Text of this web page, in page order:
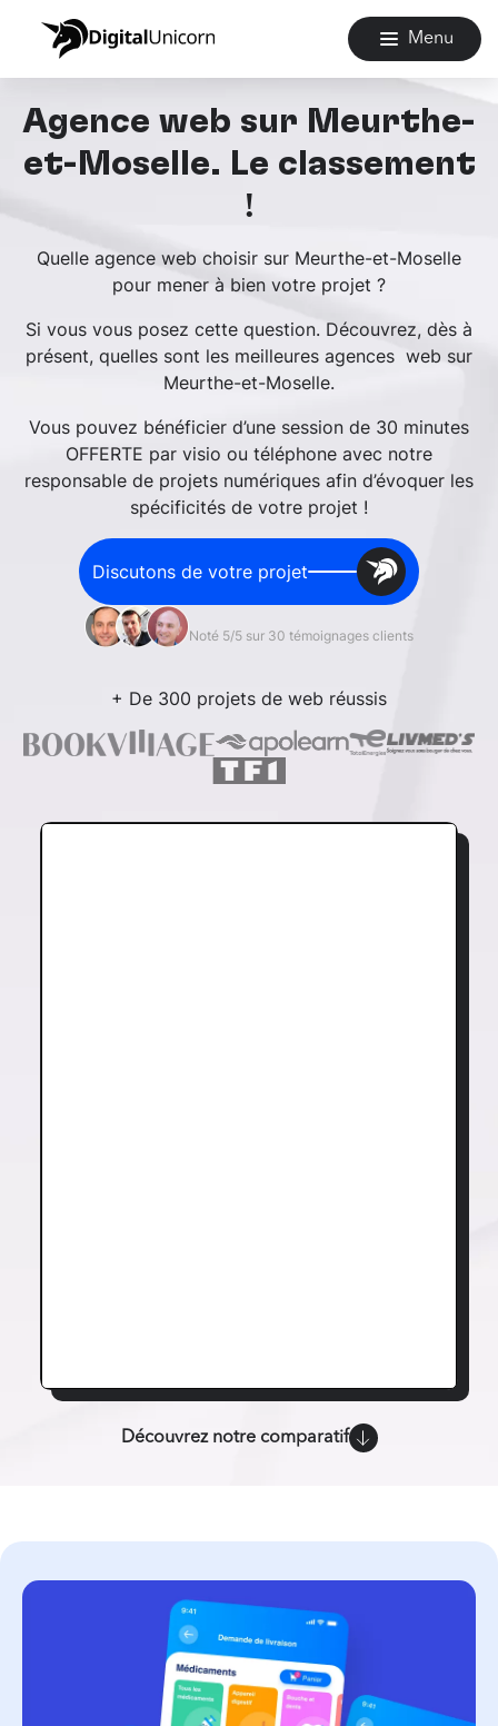
Menu
Agence web sur Meurthe-
et-Moselle. Le classement
!
Quelle agence web choisir sur Meurthe-et-Moselle
pour mener à bien votre projet ?
Si vous vous posez cette question. Découvrez, dès à
présent, quelles sont les meilleures agences web sur
Meurthe-et-Moselle.
Vous pouvez bénéficier d’une session de 30 minutes
OFFERTE par visio ou téléphone avec notre
responsable de projets numériques afin d’évoquer les
spécificités de votre projet !
Discutons de votre projet
Noté 5/5 sur 30 témoignages clients
+ De 300 projets de web réussis
Découvrez notre comparatif